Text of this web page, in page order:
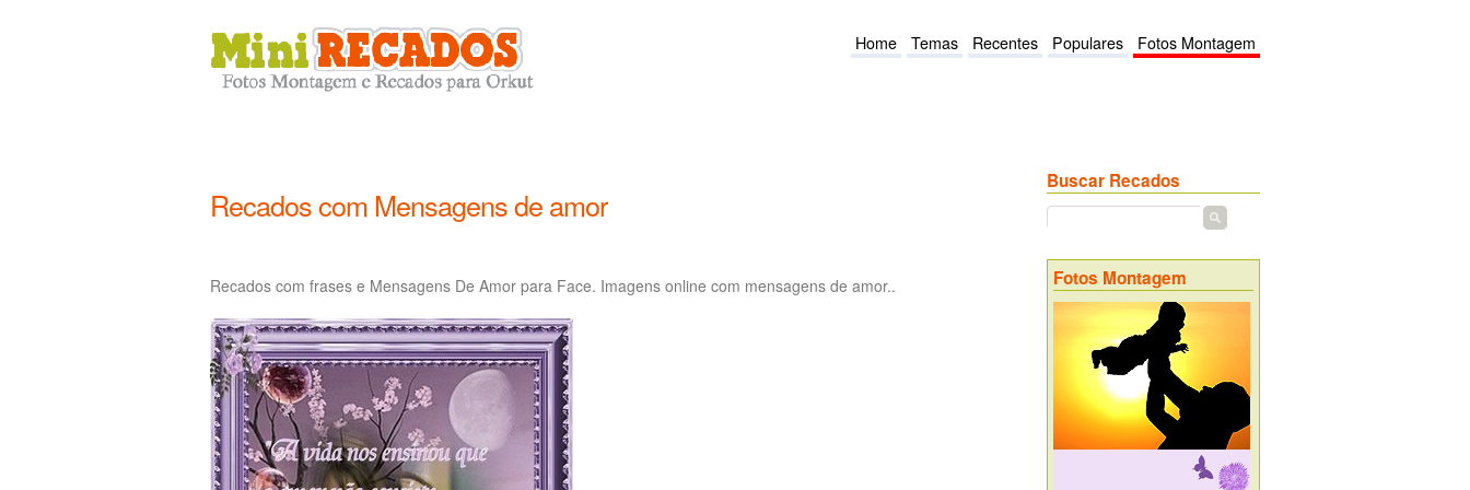
Home Temas Recentes Populares Fotos Montagem
Recados com Mensagens de amor
Recados com frases e Mensagens De Amor para Face. Imagens online com mensagens de amor..
Buscar Recados
Fotos Montagem